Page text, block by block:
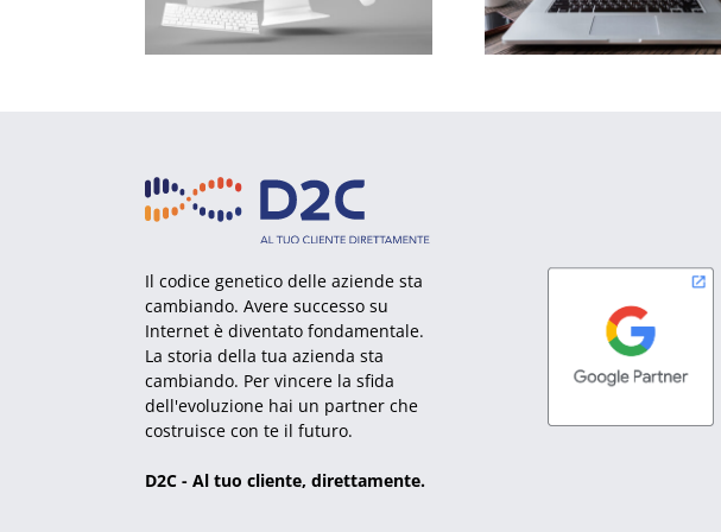
Il codice genetico delle aziende sta
cambiando. Avere successo su
Internet è diventato fondamentale.
La storia della tua azienda sta
cambiando. Per vincere la sfida
dell'evoluzione hai un partner che
costruisce con te il futuro.
D2C - Al tuo cliente, direttamente.